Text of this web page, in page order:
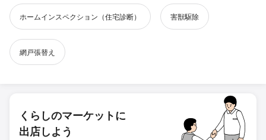
ホームインスペクション（住宅診断） 害獣駆除
網戸張替え
くらしのマーケットに
出店しよう